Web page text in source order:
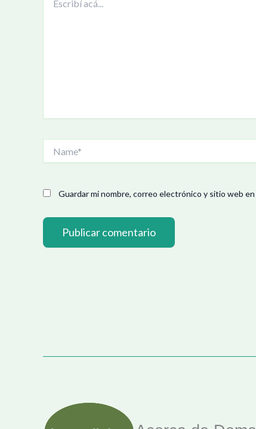
acá...
Guardar mi nombre, correo electrónico y sitio web